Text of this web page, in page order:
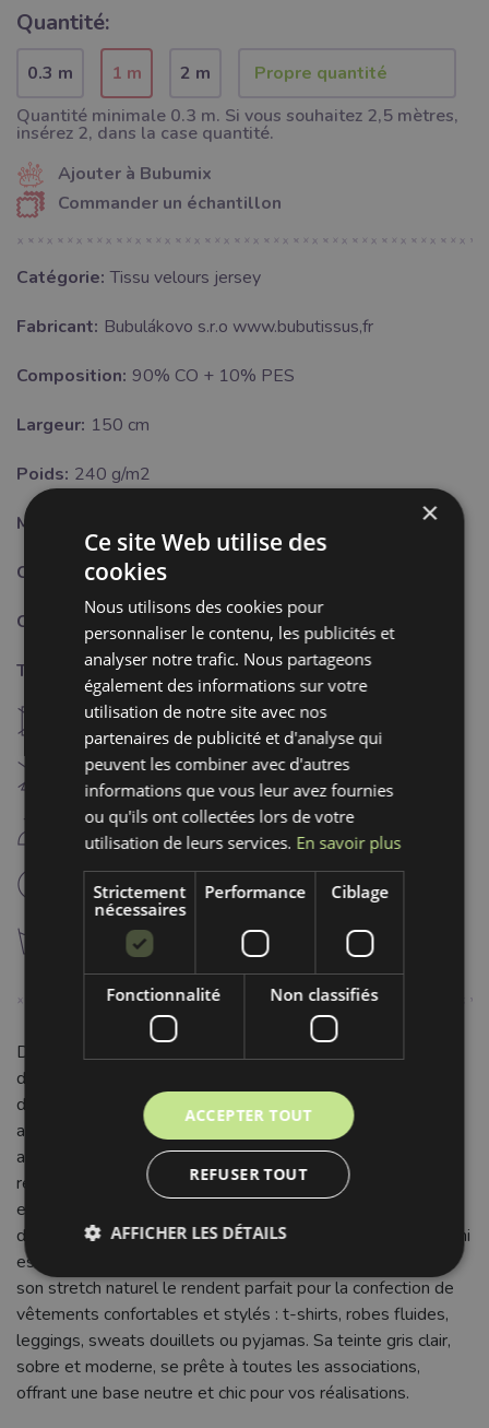
Quantité:
0.3 m 1 m
2 m
Quantité minimale 0.3 m. Si vous souhaitez 2,5 mètres,
insérez 2, dans la case quantité.
Ajouter à Bubumix
Commander un échantillon
Catégorie: Tissu velours jersey
Fabricant: Bubulákovo s.r.o www.bubutissus,fr
Composition: 90% CO + 10% PES
Largeur: 150 cm
Poids: 240 g/m2
Motif:
Certifikat: OEKO-TEX Standard 100 class I.
Couleur:
Traitement:
U ne pas sécher à machine
H Blanchiment interdit
D repassage fer froid (110°C)
L nettoyage à sec professionnel
g lavage à 30°C
Découvrez notre tissu velours jersey gris clair, une étoffe
d'exception qui conjugue douceur et praticité. Sa surface
délicatement veloutée offre un toucher incroyablement
agréable, et sa composition majoritaire en coton (90%)
assure un confort respirant. Le 10% de polyester confère
résistance et une élasticité parfaite, garantissant une
excellente tenue de vos créations. Avec un poids équilibré
de 240 g/m² et une largeur de 150 cm, ce jersey velours uni
est idéal pour une multitude de projets. Sa souplesse et
son stretch naturel le rendent parfait pour la confection de
vêtements confortables et stylés : t-shirts, robes fluides,
leggings, sweats douillets ou pyjamas. Sa teinte gris clair,
sobre et moderne, se prête à toutes les associations,
offrant une base neutre et chic pour vos réalisations.
×
Ce site Web utilise des
cookies
Nous utilisons des cookies pour
personnaliser le contenu, les publicités et
analyser notre trafic. Nous partageons
également des informations sur votre
utilisation de notre site avec nos
partenaires de publicité et d'analyse qui
peuvent les combiner avec d'autres
informations que vous leur avez fournies
ou qu'ils ont collectées lors de votre
utilisation de leurs services. En savoir plus
Strictement
nécessaires
Performance Ciblage
Fonctionnalité Non classifiés
ACCEPTER TOUT
REFUSER TOUT
AFFICHER LES DÉTAILS